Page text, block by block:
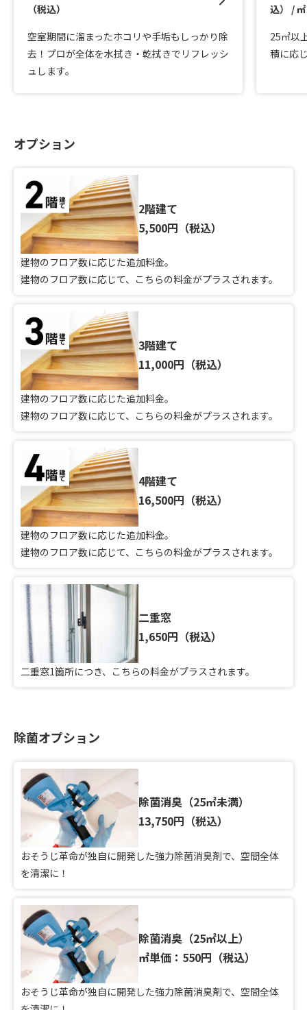
（税込）
空室期間に溜まったホコリや手垢もしっかり除
去！プロが全体を水拭き・乾拭きでリフレッシ
ュします。
込） / ㎡
25㎡以
積に応
オプション
2階建て
5,500円（税込）
建物のフロア数に応じた追加料金。
建物のフロア数に応じて、こちらの料金がプラスされます。
3階建て
11,000円（税込）
建物のフロア数に応じた追加料金。
建物のフロア数に応じて、こちらの料金がプラスされます。
4階建て
16,500円（税込）
建物のフロア数に応じた追加料金。
建物のフロア数に応じて、こちらの料金がプラスされます。
二重窓
1,650円（税込）
二重窓1箇所につき、こちらの料金がプラスされます。
除菌オプション
除菌消臭（25㎡未満）
13,750円（税込）
おそうじ革命が独自に開発した強力除菌消臭剤で、空間全体
を清潔に！
除菌消臭（25㎡以上）
㎡単価：550円（税込）
おそうじ革命が独自に開発した強力除菌消臭剤で、空間全体